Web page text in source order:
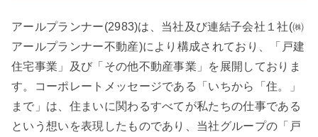
アールプランナー(2983)は、当社及び連結子会社１社(㈱
アールプランナー不動産)により構成されており、「戸建
住宅事業」及び「その他不動産事業」を展開しておりま
す。コーポレートメッセージである「いちから「住。」
まで」は、住まいに関わるすべてが私たちの仕事である
という想いを表現したものであり、当社グループの「戸